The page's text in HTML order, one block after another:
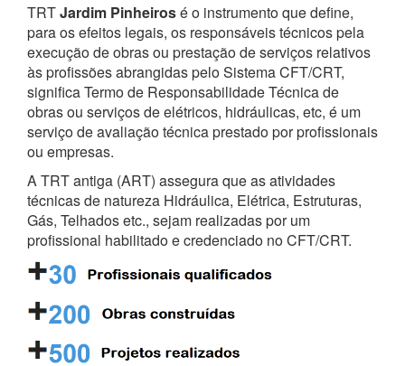
TRTJardim Pinheirosé o instrumento que define,
para os efeitos legais, os responsáveis técnicos pela
execução de obras ou prestação de serviços relativos
às profissões abrangidas pelo Sistema CFT/CRT,
significa Termo de Responsabilidade Técnica de
obras ou serviços de elétricos, hidráulicas, etc, é um
serviço de avaliação técnica prestado por profissionais
ou empresas.
A TRT antiga (ART) assegura que as atividades
técnicas de natureza Hidráulica, Elétrica, Estruturas,
Gás, Telhados etc., sejam realizadas por um
profissional habilitado e credenciado no CFT/CRT.